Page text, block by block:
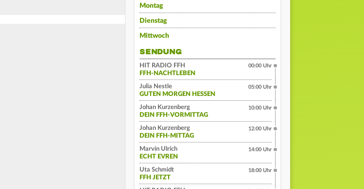
Montag
Dienstag
Mittwoch
SENDUNG
HIT RADIO FFH
FFH-NACHTLEBEN
00:00 Uhr
Julia Nestle
GUTEN MORGEN HESSEN
05:00 Uhr
Johan Kurzenberg
DEIN FFH-VORMITTAG
10:00 Uhr
Johan Kurzenberg
DEIN FFH-MITTAG
12:00 Uhr
Marvin Ulrich
ECHT EVREN
14:00 Uhr
Uta Schmidt
FFH JETZT
18:00 Uhr